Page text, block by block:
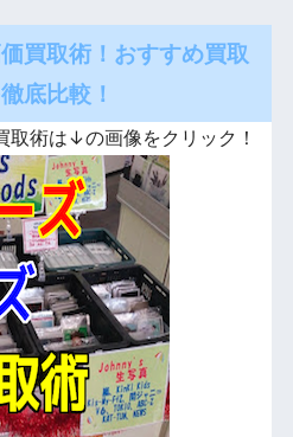
買取術！おすすめ買取
底比較！
取術は↓の画像をクリック！